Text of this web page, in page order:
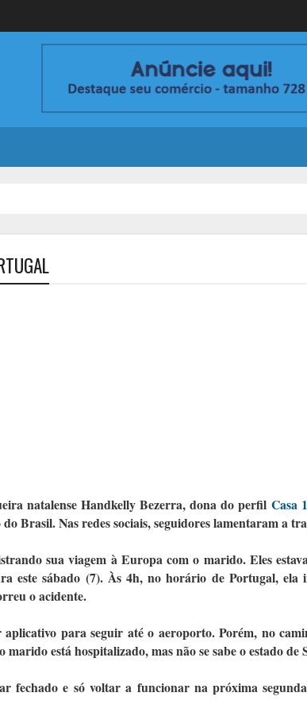
natalense Handkelly Bezerra, dona do perfilCasa
Brasil. Nas redes sociais, seguidores lamentaram a
sua viagem à Europa com o marido. Eles
este sábado (7). Às 4h, no horário de Portugal, ela
o acidente.
para seguir até o aeroporto. Porém, no
está hospitalizado, mas não se sabe o estado de
fechado e só voltar a funcionar na próxima